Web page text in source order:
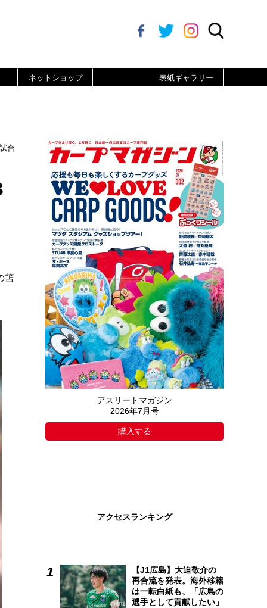
ネットショップ 表紙ギャラリー
合
笘
アスリートマガジン
2026年7月号
購入する
アクセスランキング
【J1広島】大迫敬介の
再合流を発表。海外移籍
は一転白紙も、「広島の
選手として貢献したい」